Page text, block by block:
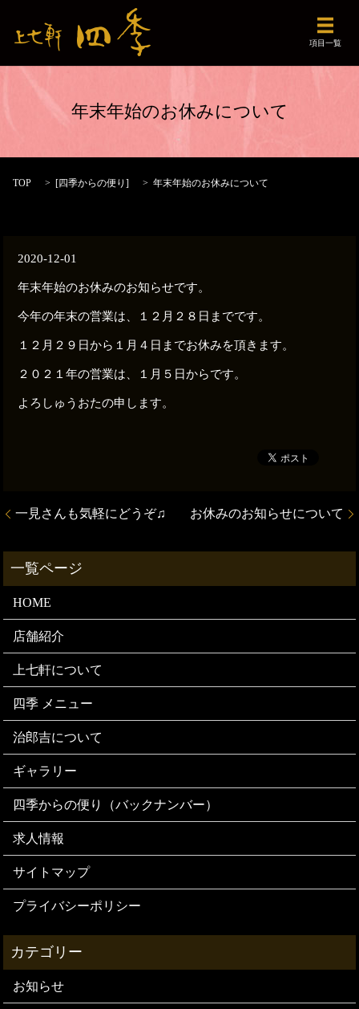
メニュ
項目一覧
年末年始のお休みについて
TOP [四季からの便り] 年末年始のお休みについて
2020-12-01
年末年始のお休みのお知らせです。
今年の年末の営業は、１２月２８日までです。
１２月２９日から１月４日までお休みを頂きます。
２０２１年の営業は、１月５日からです。
よろしゅうおたの申します。
一見さんも気軽にどうぞ♫ お休みのお知らせについて
HOME
店舗紹介
上七軒について
四季 メニュー
治郎吉について
ギャラリー
四季からの便り（バックナンバー）
求人情報
サイトマップ
プライバシーポリシー
お知らせ